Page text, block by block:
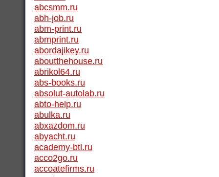
abcsmm.ru
abh-job.ru
abm-print.ru
abmprint.ru
abordajikey.ru
aboutthehouse.ru
abrikol64.ru
abs-books.ru
absolut-autolab.ru
abto-help.ru
abulka.ru
abxazdom.ru
abyacht.ru
academy-btl.ru
acco2go.ru
accoatefirms.ru